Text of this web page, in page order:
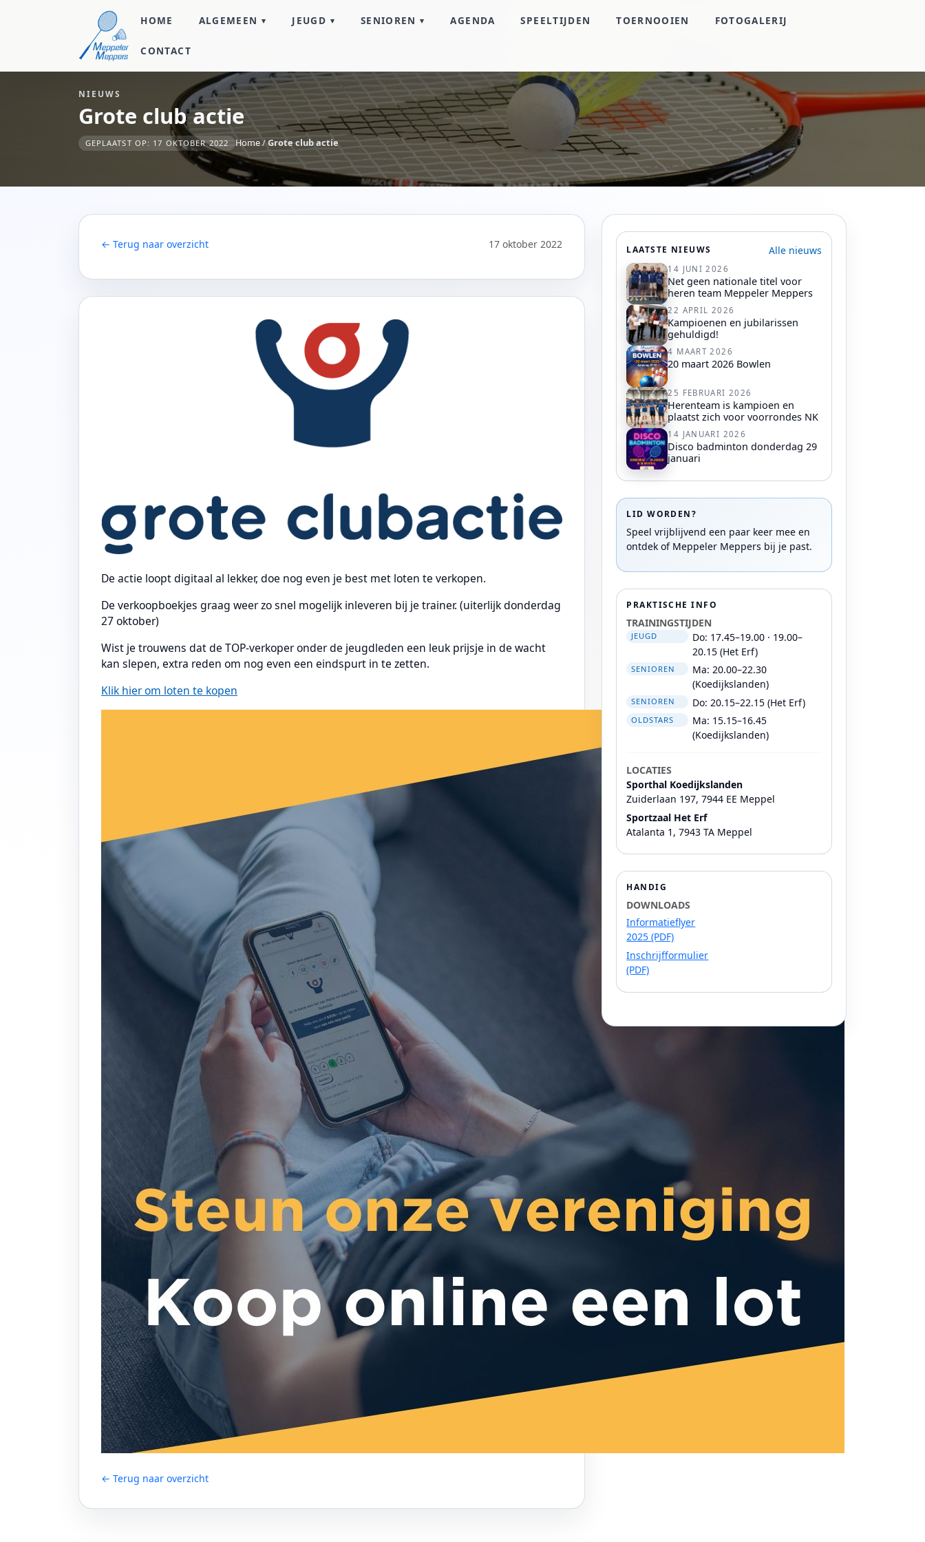
HOME ALGEMEEN JEUGD SENIOREN AGENDA SPEELTIJDEN TOERNOOIEN FOTOGALERIJ
CONTACT
NIEUWS
Grote club actie
GEPLAATST OP: 17 OKTOBER 2022 Home/Grote club actie
← Terug naar overzicht 17 oktober 2022
De actie loopt digitaal al lekker, doe nog even je best met loten te verkopen.
De verkoopboekjes graag weer zo snel mogelijk inleveren bij je trainer. (uiterlijk donderdag
27 oktober)
Wist je trouwens dat de TOP-verkoper onder de jeugdleden een leuk prijsje in de wacht
kan slepen, extra reden om nog even een eindspurt in te zetten.
Klik hier om loten te kopen
← Terug naar overzicht
LAATSTE NIEUWS Alle nieuws
14 JUNI 2026
Net geen nationale titel voor
heren team Meppeler Meppers
22 APRIL 2026
Kampioenen en jubilarissen
gehuldigd!
4 MAART 2026
20 maart 2026 Bowlen
25 FEBRUARI 2026
Herenteam is kampioen en
plaatst zich voor voorrondes NK
14 JANUARI 2026
Disco badminton donderdag 29
januari
LID WORDEN?
Speel vrijblijvend een paar keer mee en
ontdek of Meppeler Meppers bij je past.
PRAKTISCHE INFO
TRAININGSTIJDEN
JEUGD
Do: 17.45–19.00 · 19.00–
20.15 (Het Erf)
SENIOREN
Ma: 20.00–22.30
(Koedijkslanden)
SENIOREN Do: 20.15–22.15 (Het Erf)
OLDSTARS
Ma: 15.15–16.45
(Koedijkslanden)
LOCATIES
Sporthal Koedijkslanden
Zuiderlaan 197, 7944 EE Meppel
Sportzaal Het Erf
Atalanta 1, 7943 TA Meppel
HANDIG
DOWNLOADS
Informatieflyer
2025 (PDF)
Inschrijfformulier
(PDF)